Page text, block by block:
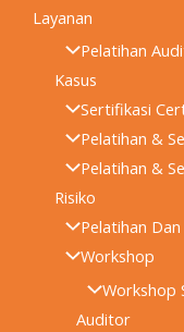
Layanan
Pelatihan
Kasus
Sertifikasi
Pelatihan &
Pelatihan &
Risiko
Pelatihan
Workshop
Workshop
Auditor